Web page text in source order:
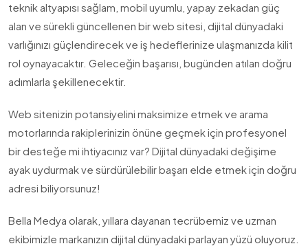
teknik altyapısı sağlam, mobil uyumlu, yapay zekadan güç
alan ve sürekli güncellenen bir web sitesi, dijital dünyadaki
varlığınızı güçlendirecek ve iş hedeflerinize ulaşmanızda kilit
rol oynayacaktır. Geleceğin başarısı, bugünden atılan doğru
adımlarla şekillenecektir.
Web sitenizin potansiyelini maksimize etmek ve arama
motorlarında rakiplerinizin önüne geçmek için profesyonel
bir desteğe mi ihtiyacınız var? Dijital dünyadaki değişime
ayak uydurmak ve sürdürülebilir başarı elde etmek için doğru
adresi biliyorsunuz!
Bella Medya olarak, yıllara dayanan tecrübemiz ve uzman
ekibimizle markanızın dijital dünyadaki parlayan yüzü oluyoruz.